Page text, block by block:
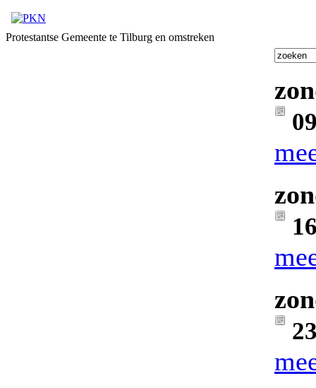
Protestantse Gemeente te Tilburg en omstreken